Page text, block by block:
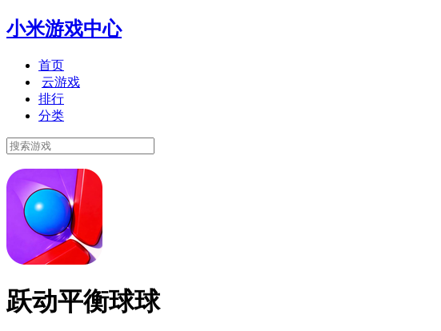
小米游戏中心
首页
云游戏
排行
分类
跃动平衡球球